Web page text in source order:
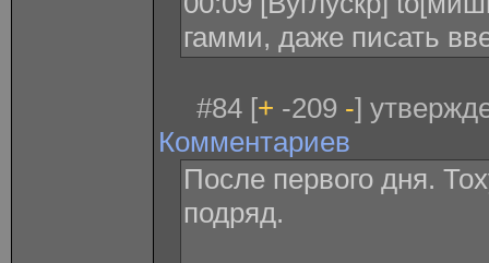
гамми, даже писать
#84 [+ -209 -]
Комментариев
После первого дня.
подряд.